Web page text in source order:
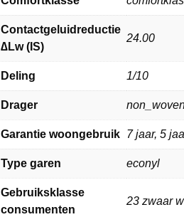
Contactgeluidreductie
∆Lw (IS)
24.00
Deling 1/10
Drager
Garantie woongebruik 7 jaar, 5
Type garen econyl
Gebruiksklasse
consumenten
23 zwaar